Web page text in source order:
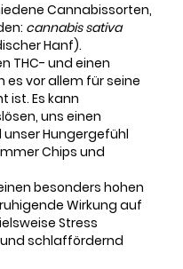
Cannabissorten,
cannabis sativa
Hanf).
THC- und einen
es vor allem für seine
ist. Es kann
uns einen
Hungergefühl
Chips und
besonders hohen
Wirkung auf
Stress
schlaffördernd